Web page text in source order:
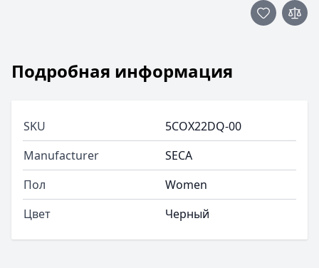
Подробная информация
SKU
5COX22DQ-00
Manufacturer
SECA
Пол
Women
Цвет
Черный